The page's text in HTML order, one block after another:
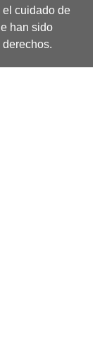
el cuidado de
han sido